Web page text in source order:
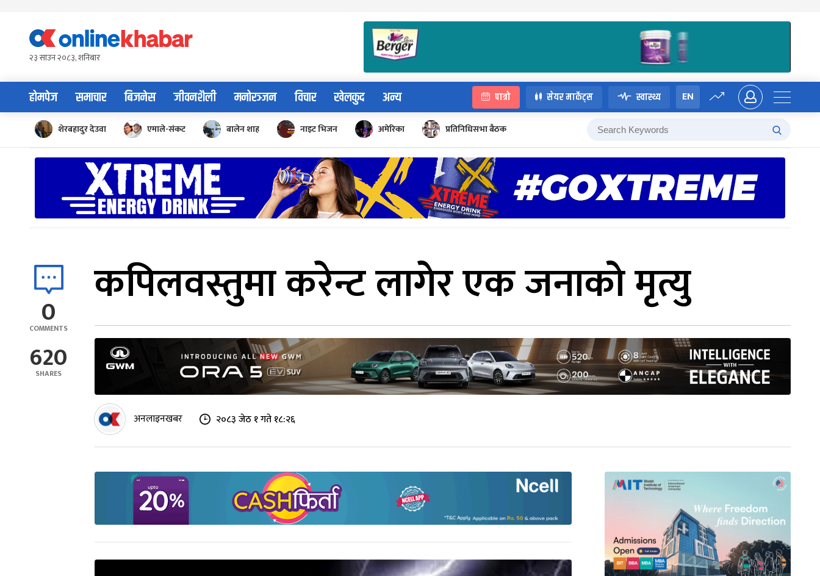
content२३ साउन २०८३, शनिबार
होमपेज समाचार बिजनेस जीवनशैली मनोरञ्जन विचार खेलकुद अन्य पात्रो सेयर मार्केट्स स्वास्थ्य EN
शेरबहादुर देउवा एमाले-संकट बालेन शाह नाइट भिजन अमेरिका प्रतिनिधिसभा बैठक
0
COMMENTS
620
SHARES
कपिलवस्तुमा करेन्ट लागेर एक जनाको मृत्यु
अनलाइनखबर २०८३ जेठ १ गते १८:२६